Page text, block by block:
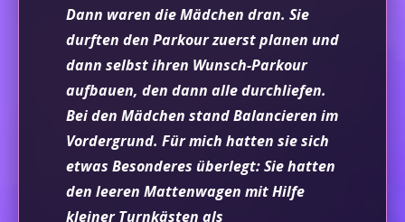
Dann waren die Mädchen dran. Sie
durften den Parkour zuerst planen und
dann selbst ihren Wunsch-Parkour
aufbauen, den dann alle durchliefen.
Bei den Mädchen stand Balancieren im
Vordergrund. Für mich hatten sie sich
etwas Besonderes überlegt: Sie hatten
den leeren Mattenwagen mit Hilfe
kleiner Turnkästen als